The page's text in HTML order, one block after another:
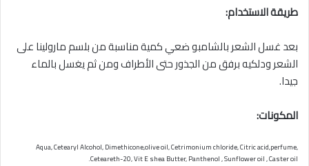
طريقة الاستخدام:
بعد غسل الشعر بالشامبو ضعي كمية مناسبة من بلسم مارولينا على
الشعر ودلكيه برفق من الجذور حتى الأطراف ومن ثم يغسل بالماء
جيدا.
المكونات:
Aqua, Cetearyl Alcohol, Dimethicone,olive oil, Cetrimonium chloride, Citric acid,perfume,
Ceteareth-20, Vit E shea Butter, Panthenol , Sunflower oil , Caster oil.